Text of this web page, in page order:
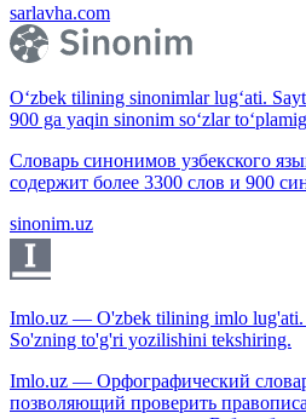
sarlavha.com
O‘zbek tilining sinonimlar lug‘ati.
900 ga yaqin sinonim so‘zlar
Словарь синонимов узбекского
содержит более 3300 слов и 900
sinonim.uz
Imlo.uz — O'zbek tilining imlo lug'ati.
So'zning to'g'ri yozilishini tekshiring.
Imlo.uz — Орфографический
позволяющий проверить